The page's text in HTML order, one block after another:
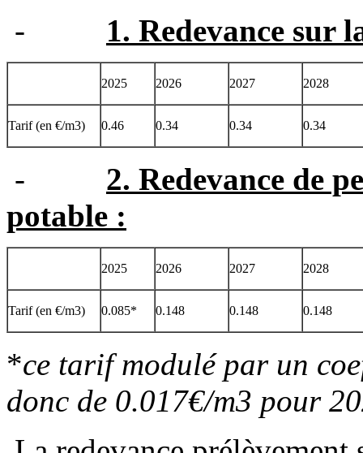
- 1. Redevance sur
2025 2026 2027 2028
Tarif (en €/m3) 0.46 0.34 0.34 0.34
- 2. Redevance de
potable :
2025 2026 2027 2028
Tarif (en €/m3) 0.085* 0.148 0.148 0.148
*ce tarif modulé par un
donc de 0.017€/m3 pour